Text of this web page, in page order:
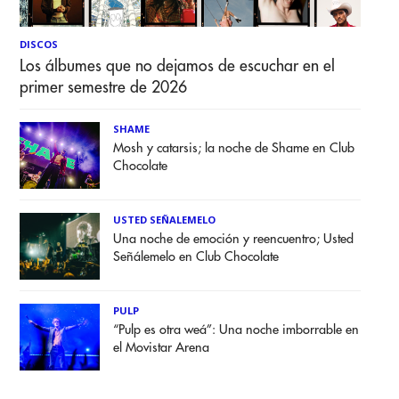
DISCOS
Los álbumes que no dejamos de escuchar en el
primer semestre de 2026
SHAME
Mosh y catarsis; la noche de Shame en Club
Chocolate
USTED SEÑALEMELO
Una noche de emoción y reencuentro; Usted
Señálemelo en Club Chocolate
PULP
“Pulp es otra weá”: Una noche imborrable en
el Movistar Arena